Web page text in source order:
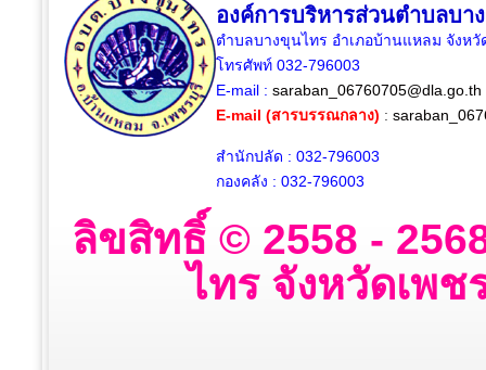
องค์การบริหารส่วนตำบลบา
ตำบลบางขุนไทร อำเภอบ้านแหลม จังหวั
โทรศัพท์ 032-796003
E-mail : saraban_06760705@dla.go.th
E-mail (สารบรรณกลาง) :
สำนักปลัด : 032-796003
กองคลัง : 032-796003
ลิขสิทธิ์ © 2558 -
ไทร จังหวัดเพ